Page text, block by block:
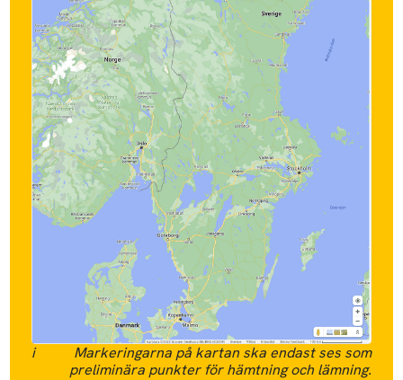
i
Markeringarna på kartan ska endast ses som
preliminära punkter för hämtning och lämning.